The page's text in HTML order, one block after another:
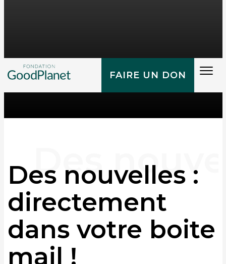
FAIRE UN DON
Des nouvelles :
directement
dans votre boite
mail !